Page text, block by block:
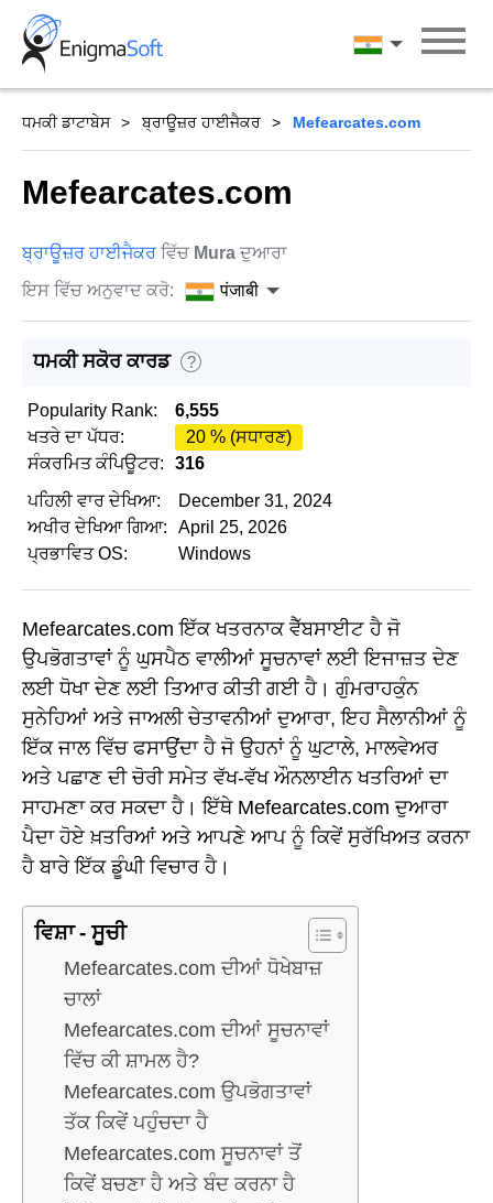
Skip
content
पंजाबी
ਧਮਕੀ ਡਾਟਾਬੇਸ ਬ੍ਰਾਊਜ਼ਰ ਹਾਈਜੈਕਰ Mefearcates.com
Mefearcates.com
ਬ੍ਰਾਊਜ਼ਰ ਹਾਈਜੈਕਰ ਵਿੱਚ Mura ਦੁਆਰਾ
ਇਸ ਵਿੱਚ ਅਨੁਵਾਦ ਕਰੋ:
पंजाबी
ਧਮਕੀ ਸਕੋਰ ਕਾਰਡ ?
Popularity Rank:
6,555
ਖਤਰੇ ਦਾ ਪੱਧਰ:
20 % (ਸਧਾਰਣ)
ਸੰਕਰਮਿਤ ਕੰਪਿਊਟਰ:
316
ਪਹਿਲੀ ਵਾਰ ਦੇਖਿਆ:
December 31, 2024
ਅਖੀਰ ਦੇਖਿਆ ਗਿਆ:
April 25, 2026
ਪ੍ਰਭਾਵਿਤ OS:
Windows
Mefearcates.com ਇੱਕ ਖਤਰਨਾਕ ਵੈੱਬਸਾਈਟ ਹੈ ਜੋ
ਉਪਭੋਗਤਾਵਾਂ ਨੂੰ ਘੁਸਪੈਠ ਵਾਲੀਆਂ ਸੂਚਨਾਵਾਂ ਲਈ ਇਜਾਜ਼ਤ ਦੇਣ
ਲਈ ਧੋਖਾ ਦੇਣ ਲਈ ਤਿਆਰ ਕੀਤੀ ਗਈ ਹੈ। ਗੁੰਮਰਾਹਕੁੰਨ
ਸੁਨੇਹਿਆਂ ਅਤੇ ਜਾਅਲੀ ਚੇਤਾਵਨੀਆਂ ਦੁਆਰਾ, ਇਹ ਸੈਲਾਨੀਆਂ ਨੂੰ
ਇੱਕ ਜਾਲ ਵਿੱਚ ਫਸਾਉਂਦਾ ਹੈ ਜੋ ਉਹਨਾਂ ਨੂੰ ਘੁਟਾਲੇ, ਮਾਲਵੇਅਰ
ਅਤੇ ਪਛਾਣ ਦੀ ਚੋਰੀ ਸਮੇਤ ਵੱਖ-ਵੱਖ ਔਨਲਾਈਨ ਖਤਰਿਆਂ ਦਾ
ਸਾਹਮਣਾ ਕਰ ਸਕਦਾ ਹੈ। ਇੱਥੇ Mefearcates.com ਦੁਆਰਾ
ਪੈਦਾ ਹੋਏ ਖ਼ਤਰਿਆਂ ਅਤੇ ਆਪਣੇ ਆਪ ਨੂੰ ਕਿਵੇਂ ਸੁਰੱਖਿਅਤ ਕਰਨਾ
ਹੈ ਬਾਰੇ ਇੱਕ ਡੂੰਘੀ ਵਿਚਾਰ ਹੈ।
ਵਿਸ਼ਾ - ਸੂਚੀ
Mefearcates.com ਦੀਆਂ ਧੋਖੇਬਾਜ਼
ਚਾਲਾਂ
Mefearcates.com ਦੀਆਂ ਸੂਚਨਾਵਾਂ
ਵਿੱਚ ਕੀ ਸ਼ਾਮਲ ਹੈ?
Mefearcates.com ਉਪਭੋਗਤਾਵਾਂ
ਤੱਕ ਕਿਵੇਂ ਪਹੁੰਚਦਾ ਹੈ
Mefearcates.com ਸੂਚਨਾਵਾਂ ਤੋਂ
ਕਿਵੇਂ ਬਚਣਾ ਹੈ ਅਤੇ ਬੰਦ ਕਰਨਾ ਹੈ